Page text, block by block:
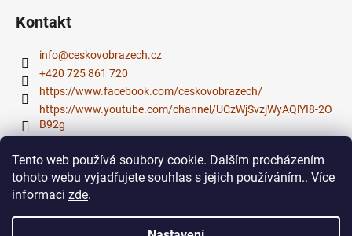
Tento web používá soubory cookie. Dalším procházením
tohoto webu vyjadřujete souhlas s jejich používáním.. Více
informací zde.
Kontakt
info@ceskovobrazech.cz
+420 725 861 720
https://www.facebook.com/ceskovobrazech/
https://www.youtube.com/channel/UCzWjSvzjWyAQlYI8-2O
B92g
Přijímáme online platby